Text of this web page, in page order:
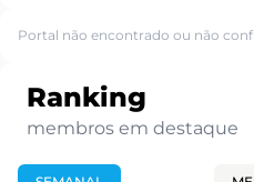
Portal não encontrado ou não
Ranking
membros em destaque